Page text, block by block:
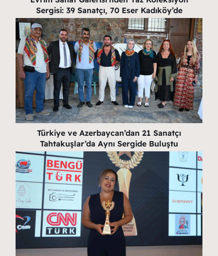
Sergisi: 39 Sanatçı, 70 Eser Kadıköy’de
Türkiye ve Azerbaycan’dan 21 Sanatçı
Tahtakuşlar’da Aynı Sergide Buluştu